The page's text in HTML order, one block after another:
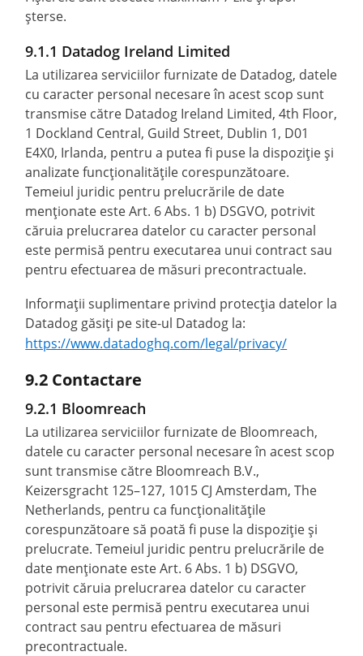
șterse.
9.1.1 Datadog Ireland Limited
La utilizarea serviciilor furnizate de Datadog, datele
cu caracter personal necesare în acest scop sunt
transmise către Datadog Ireland Limited, 4th Floor,
1 Dockland Central, Guild Street, Dublin 1, D01
E4X0, Irlanda, pentru a putea fi puse la dispoziție și
analizate funcționalitățile corespunzătoare.
Temeiul juridic pentru prelucrările de date
menționate este Art. 6 Abs. 1 b) DSGVO, potrivit
căruia prelucrarea datelor cu caracter personal
este permisă pentru executarea unui contract sau
pentru efectuarea de măsuri precontractuale.
Informații suplimentare privind protecția datelor la
Datadog găsiți pe site-ul Datadog la:
https://www.datadoghq.com/legal/privacy/
9.2 Contactare
9.2.1 Bloomreach
La utilizarea serviciilor furnizate de Bloomreach,
datele cu caracter personal necesare în acest scop
sunt transmise către Bloomreach B.V.,
Keizersgracht 125–127, 1015 CJ Amsterdam, The
Netherlands, pentru ca funcționalitățile
corespunzătoare să poată fi puse la dispoziție și
prelucrate. Temeiul juridic pentru prelucrările de
date menționate este Art. 6 Abs. 1 b) DSGVO,
potrivit căruia prelucrarea datelor cu caracter
personal este permisă pentru executarea unui
contract sau pentru efectuarea de măsuri
precontractuale.